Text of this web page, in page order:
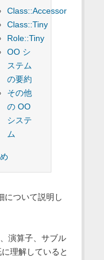
Class::Accessor
Class::Tiny
Role::Tiny
OO シ
ステム
の要約
その他
の OO
システ
ム
について説明し
演算子、サブル
理解していると